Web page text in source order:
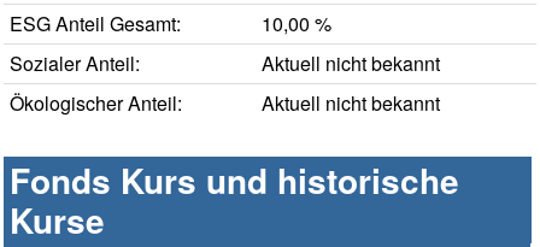
ESG Anteil Gesamt:
10,00 %
Sozialer Anteil:
Aktuell nicht bekannt
Ökologischer Anteil:
Aktuell nicht bekannt
Fonds Kurs und historische
Kurse